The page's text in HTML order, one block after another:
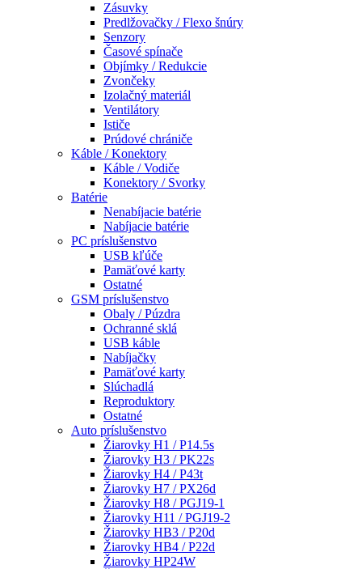
Zásuvky
Predlžovačky / Flexo šnúry
Senzory
Časové spínače
Objímky / Redukcie
Zvončeky
Izolačný materiál
Ventilátory
Ističe
Prúdové chrániče
Káble / Konektory
Káble / Vodiče
Konektory / Svorky
Batérie
Nenabíjacie batérie
Nabíjacie batérie
PC príslušenstvo
USB kľúče
Pamäťové karty
Ostatné
GSM príslušenstvo
Obaly / Púzdra
Ochranné sklá
USB káble
Nabíjačky
Pamäťové karty
Slúchadlá
Reproduktory
Ostatné
Auto príslušenstvo
Žiarovky H1 / P14.5s
Žiarovky H3 / PK22s
Žiarovky H4 / P43t
Žiarovky H7 / PX26d
Žiarovky H8 / PGJ19-1
Žiarovky H11 / PGJ19-2
Žiarovky HB3 / P20d
Žiarovky HB4 / P22d
Žiarovky HP24W